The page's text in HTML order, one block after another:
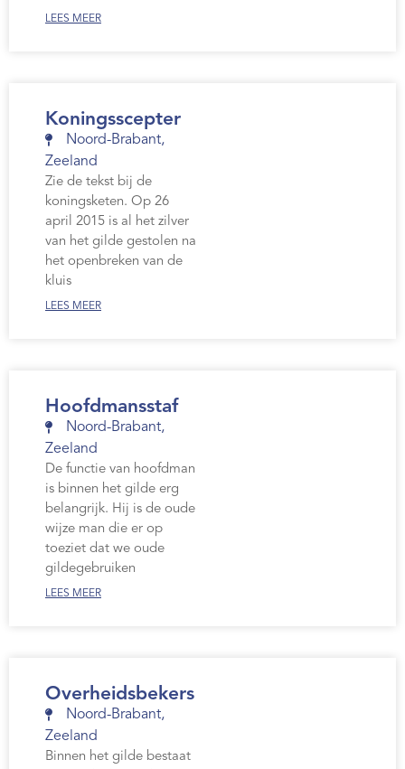
LEES MEER
Koningsscepter
Noord-Brabant,
Zeeland
Zie de tekst bij de
koningsketen. Op 26
april 2015 is al het zilver
van het gilde gestolen na
het openbreken van de
kluis
LEES MEER
Hoofdmansstaf
Noord-Brabant,
Zeeland
De functie van hoofdman
is binnen het gilde erg
belangrijk. Hij is de oude
wijze man die er op
toeziet dat we oude
gildegebruiken
LEES MEER
Overheidsbekers
Noord-Brabant,
Zeeland
Binnen het gilde bestaat